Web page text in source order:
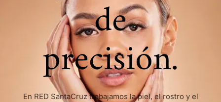
de
precisión.
En RED SantaCruz trabajamos la piel, el rostro y el